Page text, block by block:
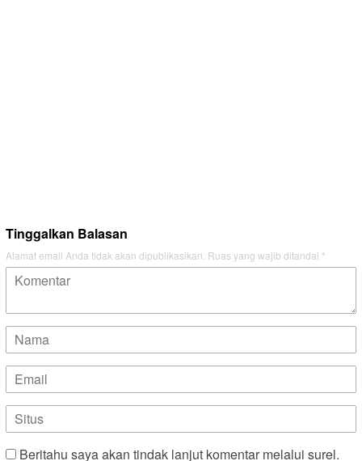
Tinggalkan Balasan
Alamat email Anda tidak akan dipublikasikan. Ruas yang wajib ditandai *
Beritahu saya akan tindak lanjut komentar melalui surel.